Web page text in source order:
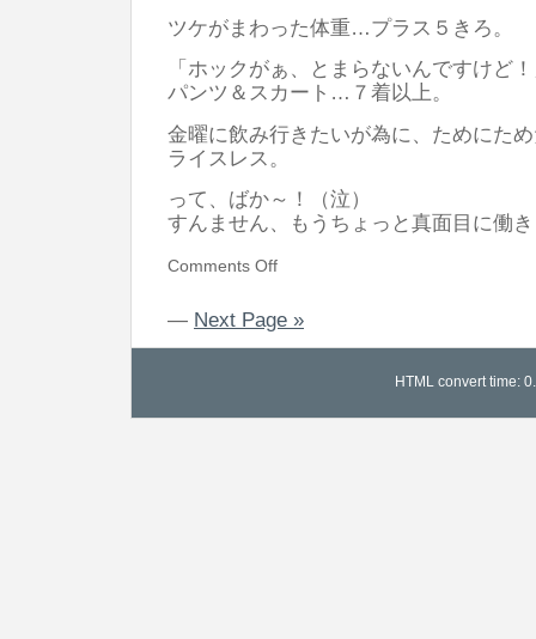
ツケがまわった体重…プラス５きろ。
「ホックがぁ、とまらないんですけど
パンツ＆スカート…７着以上。
金曜に飲み行きたいが為に、ために
ライスレス。
って、ばか～！（泣）
すんません、もうちょっと真面目に働
Comments Off
— Next Page »
HTML convert time: